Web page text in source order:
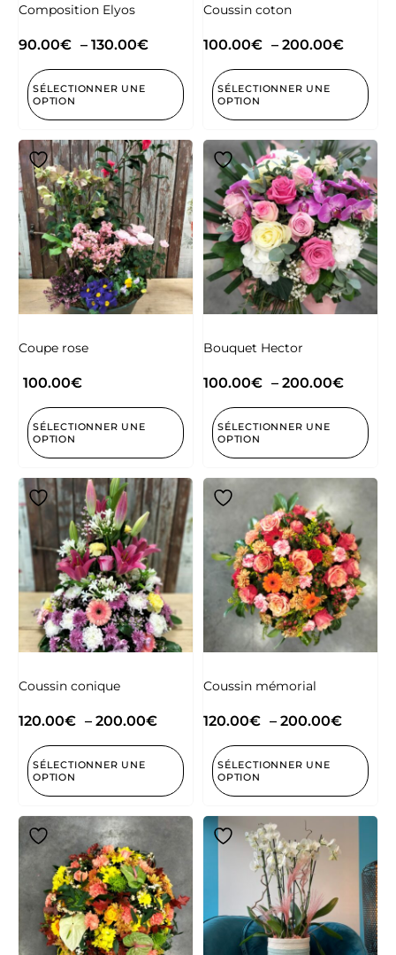
Composition Elyos
90.00€ – 130.00€
SÉLECTIONNER UNE
OPTION
Coussin coton
100.00€ – 200.00€
SÉLECTIONNER UNE
OPTION
Coupe rose
100.00€
SÉLECTIONNER UNE
OPTION
Bouquet Hector
100.00€ – 200.00€
SÉLECTIONNER UNE
OPTION
Coussin conique
120.00€ – 200.00€
SÉLECTIONNER UNE
OPTION
Coussin mémorial
120.00€ – 200.00€
SÉLECTIONNER UNE
OPTION